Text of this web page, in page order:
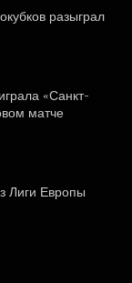
разыграл
«Санкт-
матче
Лиги Европы